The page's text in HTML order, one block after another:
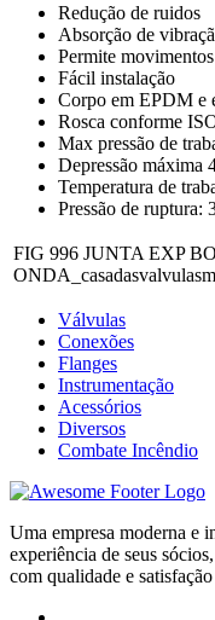
Redução de ruidos
Absorção de
Permite
Fácil instalação
Corpo em EPDM e
Rosca conforme
Max pressão de
Depressão máxima
Temperatura de
Pressão de ruptura:
FIG 996 JUNTA EXP
Válvulas
Conexões
Flanges
Instrumentação
Acessórios
Diversos
Combate Incêndio
Uma empresa moderna e
experiência de seus
com qualidade e